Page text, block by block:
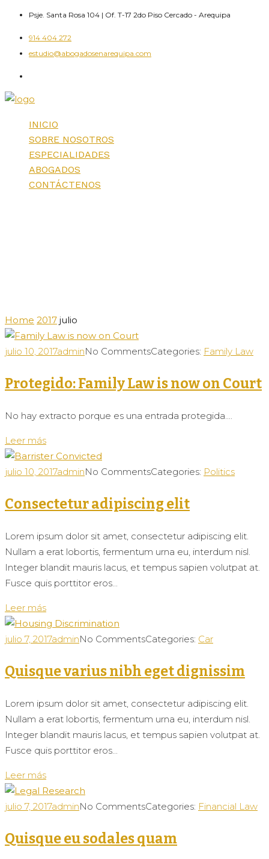
Skip
content
Psje. Santa Rosa 104 | Of. T-17 2do Piso Cercado - Arequipa
914 404 272
estudio@abogadosenarequipa.com
INICIO
SOBRE NOSOTROS
ESPECIALIDADES
ABOGADOS
CONTÁCTENOS
Home 2017 julio
julio 10, 2017adminNo CommentsCategories: Family Law
Protegido: Family Law is now on Court
No hay extracto porque es una entrada protegida....
Leer más
julio 10, 2017adminNo CommentsCategories: Politics
Consectetur adipiscing elit
Lorem ipsum dolor sit amet, consectetur adipiscing elit.
Nullam a erat lobortis, fermentum urna eu, interdum nisl.
Integer blandit mauris lacus, et tempus sapien volutpat at.
Fusce quis porttitor eros...
Leer más
julio 7, 2017adminNo CommentsCategories: Car
Quisque varius nibh eget dignissim
Lorem ipsum dolor sit amet, consectetur adipiscing elit.
Nullam a erat lobortis, fermentum urna eu, interdum nisl.
Integer blandit mauris lacus, et tempus sapien volutpat at.
Fusce quis porttitor eros...
Leer más
julio 7, 2017adminNo CommentsCategories: Financial Law
Quisque eu sodales quam